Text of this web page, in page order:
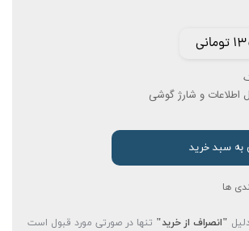
اطلاعات و شارژ گوشی
به سبد خرید
ها
"انصراف از خرید" تنها در صورتی مورد قبول است